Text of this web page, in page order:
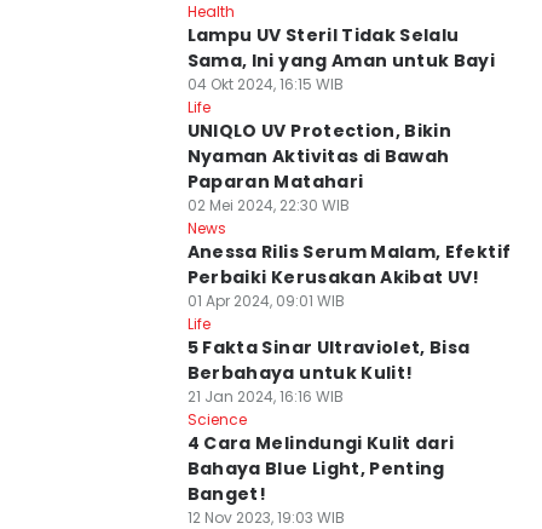
Health
Lampu UV Steril Tidak Selalu
Sama, Ini yang Aman untuk Bayi
04 Okt 2024, 16:15 WIB
Life
UNIQLO UV Protection, Bikin
Nyaman Aktivitas di Bawah
Paparan Matahari
02 Mei 2024, 22:30 WIB
News
Anessa Rilis Serum Malam, Efektif
Perbaiki Kerusakan Akibat UV!
01 Apr 2024, 09:01 WIB
Life
5 Fakta Sinar Ultraviolet, Bisa
Berbahaya untuk Kulit!
21 Jan 2024, 16:16 WIB
Science
4 Cara Melindungi Kulit dari
Bahaya Blue Light, Penting
Banget!
12 Nov 2023, 19:03 WIB